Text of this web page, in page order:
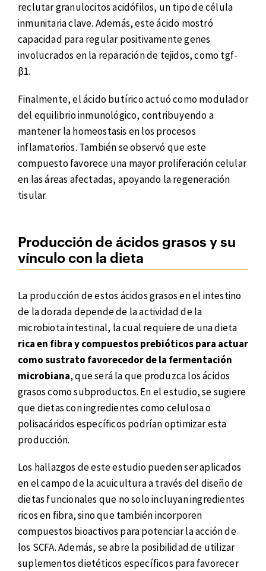
reclutar granulocitos acidófilos, un tipo de célula
inmunitaria clave. Además, este ácido mostró
capacidad para regular positivamente genes
involucrados en la reparación de tejidos, como tgf-
β1.
Finalmente, el ácido butírico actuó como modulador
del equilibrio inmunológico, contribuyendo a
mantener la homeostasis en los procesos
inflamatorios. También se observó que este
compuesto favorece una mayor proliferación celular
en las áreas afectadas, apoyando la regeneración
tisular.
Producción de ácidos grasos y su
vínculo con la dieta
La producción de estos ácidos grasos en el intestino
de la dorada depende de la actividad de la
microbiota intestinal, la cual requiere de una dieta
rica en fibra y compuestos prebióticos para actuar
como sustrato favorecedor de la fermentación
microbiana, que será la que produzca los ácidos
grasos como subproductos. En el estudio, se sugiere
que dietas con ingredientes como celulosa o
polisacáridos específicos podrían optimizar esta
producción.
Los hallazgos de este estudio pueden ser aplicados
en el campo de la acuicultura a través del diseño de
dietas funcionales que no solo incluyan ingredientes
ricos en fibra, sino que también incorporen
compuestos bioactivos para potenciar la acción de
los SCFA. Además, se abre la posibilidad de utilizar
suplementos dietéticos específicos para favorecer